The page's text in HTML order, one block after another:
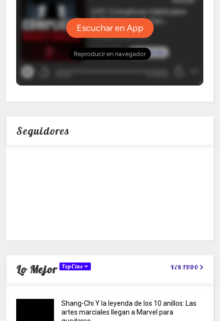
Seguidores
Lo Mejor TopCine VER TODO
Shang-Chi Y la leyenda de los 10 anillos: Las
artes marciales llegan a Marvel para